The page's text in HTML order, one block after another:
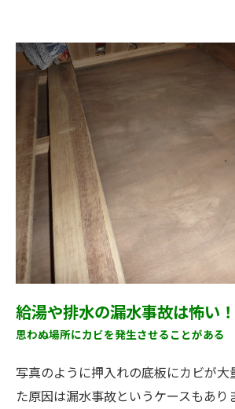
給湯や排水の漏水事故は怖い！
思わぬ場所にカビを発生させることがある
写真のように押入れの底板にカビが大
た原因は漏水事故というケースもあり